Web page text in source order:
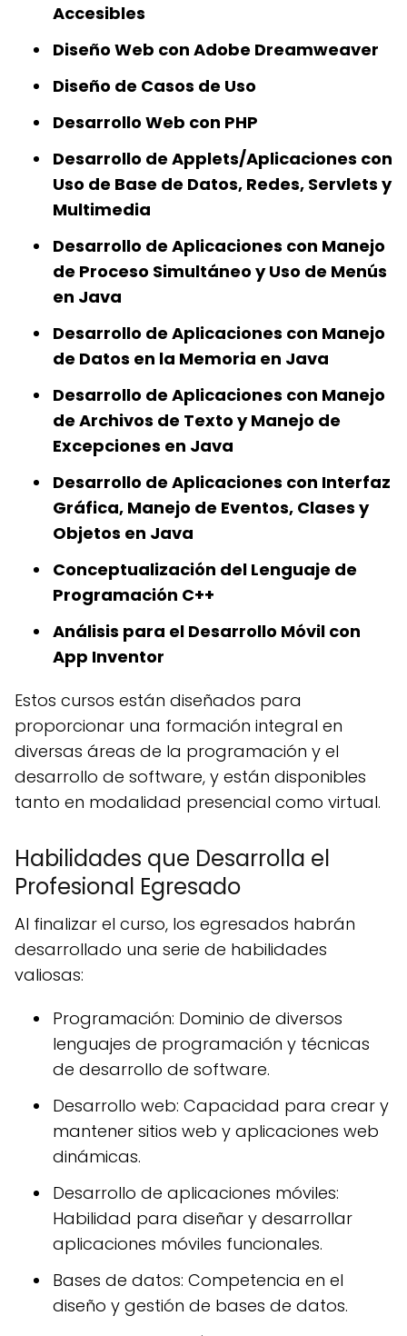
Accesibles
Diseño Web con Adobe Dreamweaver
Diseño de Casos de Uso
Desarrollo Web con PHP
Desarrollo de Applets/Aplicaciones con
Uso de Base de Datos, Redes, Servlets y
Multimedia
Desarrollo de Aplicaciones con Manejo
de Proceso Simultáneo y Uso de Menús
en Java
Desarrollo de Aplicaciones con Manejo
de Datos en la Memoria en Java
Desarrollo de Aplicaciones con Manejo
de Archivos de Texto y Manejo de
Excepciones en Java
Desarrollo de Aplicaciones con Interfaz
Gráfica, Manejo de Eventos, Clases y
Objetos en Java
Conceptualización del Lenguaje de
Programación C++
Análisis para el Desarrollo Móvil con
App Inventor
Estos cursos están diseñados para
proporcionar una formación integral en
diversas áreas de la programación y el
desarrollo de software, y están disponibles
tanto en modalidad presencial como virtual.
Habilidades que Desarrolla el
Profesional Egresado
Al finalizar el curso, los egresados habrán
desarrollado una serie de habilidades
valiosas:
Programación: Dominio de diversos
lenguajes de programación y técnicas
de desarrollo de software.
Desarrollo web: Capacidad para crear y
mantener sitios web y aplicaciones web
dinámicas.
Desarrollo de aplicaciones móviles:
Habilidad para diseñar y desarrollar
aplicaciones móviles funcionales.
Bases de datos: Competencia en el
diseño y gestión de bases de datos.